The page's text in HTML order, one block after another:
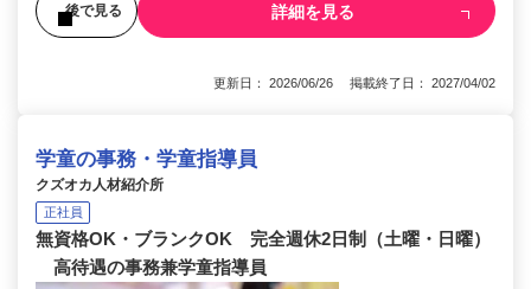
後で見る 詳細を見る
更新日： 2026/06/26 掲載終了日： 2027/04/02
学童の事務・学童指導員
クズオカ人材紹介所
正社員
無資格OK・ブランクOK 完全週休2日制（土曜・日曜）
高待遇の事務兼学童指導員